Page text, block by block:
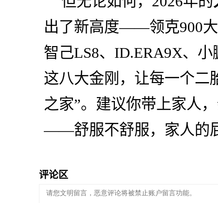
出了新高度——领克900
智己LS8、ID.ERA9X、
这八大金刚，让每一个二
之家”。建议你带上家人
——舒服不舒服，家人的
评论区